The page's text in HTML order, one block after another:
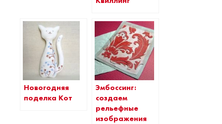
Новогодняя
поделка Кот
Эмбоссинг:
создаем
рельефные
изображения